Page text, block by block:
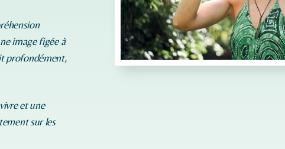
image figée à
profondément,
et une
sur les